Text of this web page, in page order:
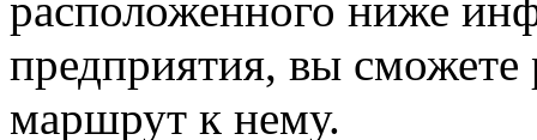
предприятия, вы сможете
маршрут к нему.